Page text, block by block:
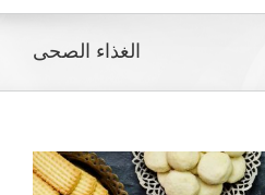
الغذاء الصحى